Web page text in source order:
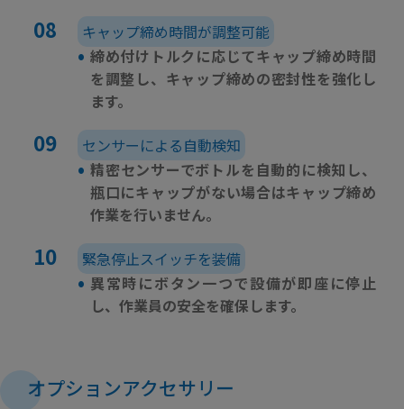
キャップ締め時間が調整可能
• 締め付けトルクに応じてキャップ締め時間
を調整し、キャップ締めの密封性を強化し
ます。
センサーによる自動検知
• 精密センサーでボトルを自動的に検知し、
瓶口にキャップがない場合はキャップ締め
作業を行いません。
緊急停止スイッチを装備
• 異常時にボタン一つで設備が即座に停止
し、作業員の安全を確保します。
オプションアクセサリー